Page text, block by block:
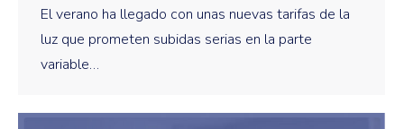
El verano ha llegado con unas nuevas tarifas de la
luz que prometen subidas serias en la parte
variable…